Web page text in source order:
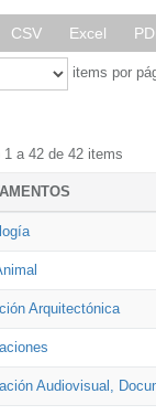
CSV Excel
items por
1 a 42 de 42 items
Arquitectónica
Audiovisual,